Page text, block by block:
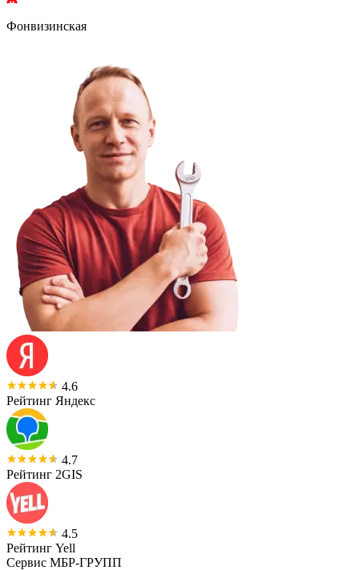
Фонвизинская
4.6
Рейтинг Яндекс
4.7
Рейтинг 2GIS
4.5
Рейтинг Yell
Сервис МБР-ГРУПП